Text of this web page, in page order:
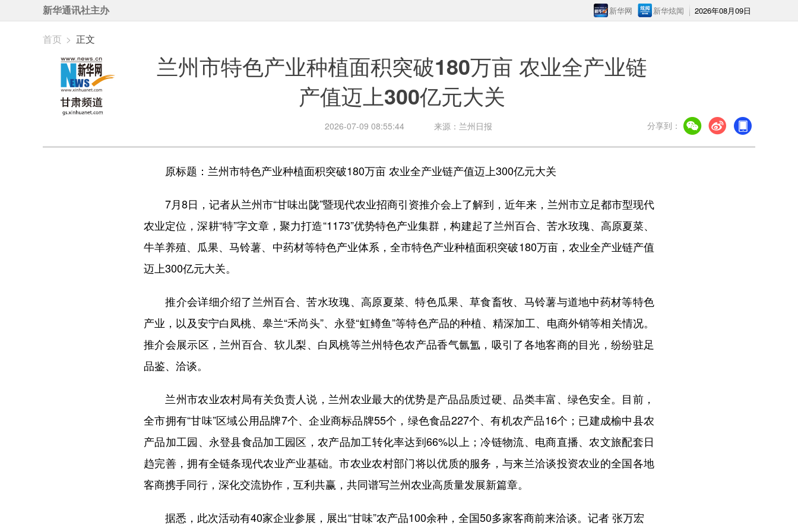
新华通讯社主办 2026年08月09日
新华炫闻
新华网
首页 > 正文
兰州市特色产业种植面积突破180万亩 农业全产业链
产值迈上300亿元大关
2026-07-09 08:55:44 来源：兰州日报 分享到：
原标题：兰州市特色产业种植面积突破180万亩 农业全产业链产值迈上300亿元大关
7月8日，记者从兰州市“甘味出陇”暨现代农业招商引资推介会上了解到，近年来，兰州市立足都市型现代
农业定位，深耕“特”字文章，聚力打造“1173”优势特色产业集群，构建起了兰州百合、苦水玫瑰、高原夏菜、
牛羊养殖、瓜果、马铃薯、中药材等特色产业体系，全市特色产业种植面积突破180万亩，农业全产业链产值
迈上300亿元大关。
推介会详细介绍了兰州百合、苦水玫瑰、高原夏菜、特色瓜果、草食畜牧、马铃薯与道地中药材等特色
产业，以及安宁白凤桃、皋兰“禾尚头”、永登“虹鳟鱼”等特色产品的种植、精深加工、电商外销等相关情况。
推介会展示区，兰州百合、软儿梨、白凤桃等兰州特色农产品香气氤氲，吸引了各地客商的目光，纷纷驻足
品鉴、洽谈。
兰州市农业农村局有关负责人说，兰州农业最大的优势是产品品质过硬、品类丰富、绿色安全。目前，
全市拥有“甘味”区域公用品牌7个、企业商标品牌55个，绿色食品227个、有机农产品16个；已建成榆中县农
产品加工园、永登县食品加工园区，农产品加工转化率达到66%以上；冷链物流、电商直播、农文旅配套日
趋完善，拥有全链条现代农业产业基础。市农业农村部门将以优质的服务，与来兰洽谈投资农业的全国各地
客商携手同行，深化交流协作，互利共赢，共同谱写兰州农业高质量发展新篇章。
据悉，此次活动有40家企业参展，展出“甘味”农产品100余种，全国50多家客商前来洽谈。记者 张万宏